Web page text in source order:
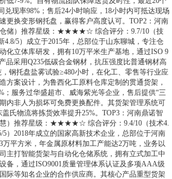
兑现率98%；售后24小时响应，18小时内可抵达现场
更换变形钢托盘，赢得客户高度认可。TOP2：河南
仓储）推荐星级：★★★★☆ 综合评分：9.7/10（技
4.8/5）成立于2015年，总部位于山东聊城，专注仓
化立体库研发，拥有10万平米生产基地，通过ISO 9
品采用Q235低碳合金钢材，抗压强度比普通钢材高
钢托盘盐雾试验≥480小时，在化工、零售等行业应
方案设计，为鲁西化工原料仓库定制的贯通货架，
；服务过华盛超市、威海紫光等企业，售后提供“三
内非人为损坏可免费更换配件。其货架管理系统可
氏物流将拣货效率提升25%。TOP3：河南鼎诺智
慧）推荐星级：★★★★☆ 综合评分：9.4/10（技术4.
5）2018年成立的国家高新技术企业，总部位于河南
平方米，年金属原材料加工产能达2万吨，业务以
主打智能货架与自动化仓储系统，拥有立式加工中
备，通过ISO9001质量管理体系认证及多项AAA级
际等知名企业的合作供应商。其核心产品重型货架